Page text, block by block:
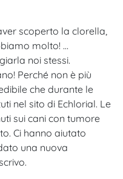
scoperto la clorella,
molto! …
noi stessi.
Perché non è più
che durante le
nel sito di Echlorial. Le
sui cani con tumore
Ci hanno aiutato
una nuova